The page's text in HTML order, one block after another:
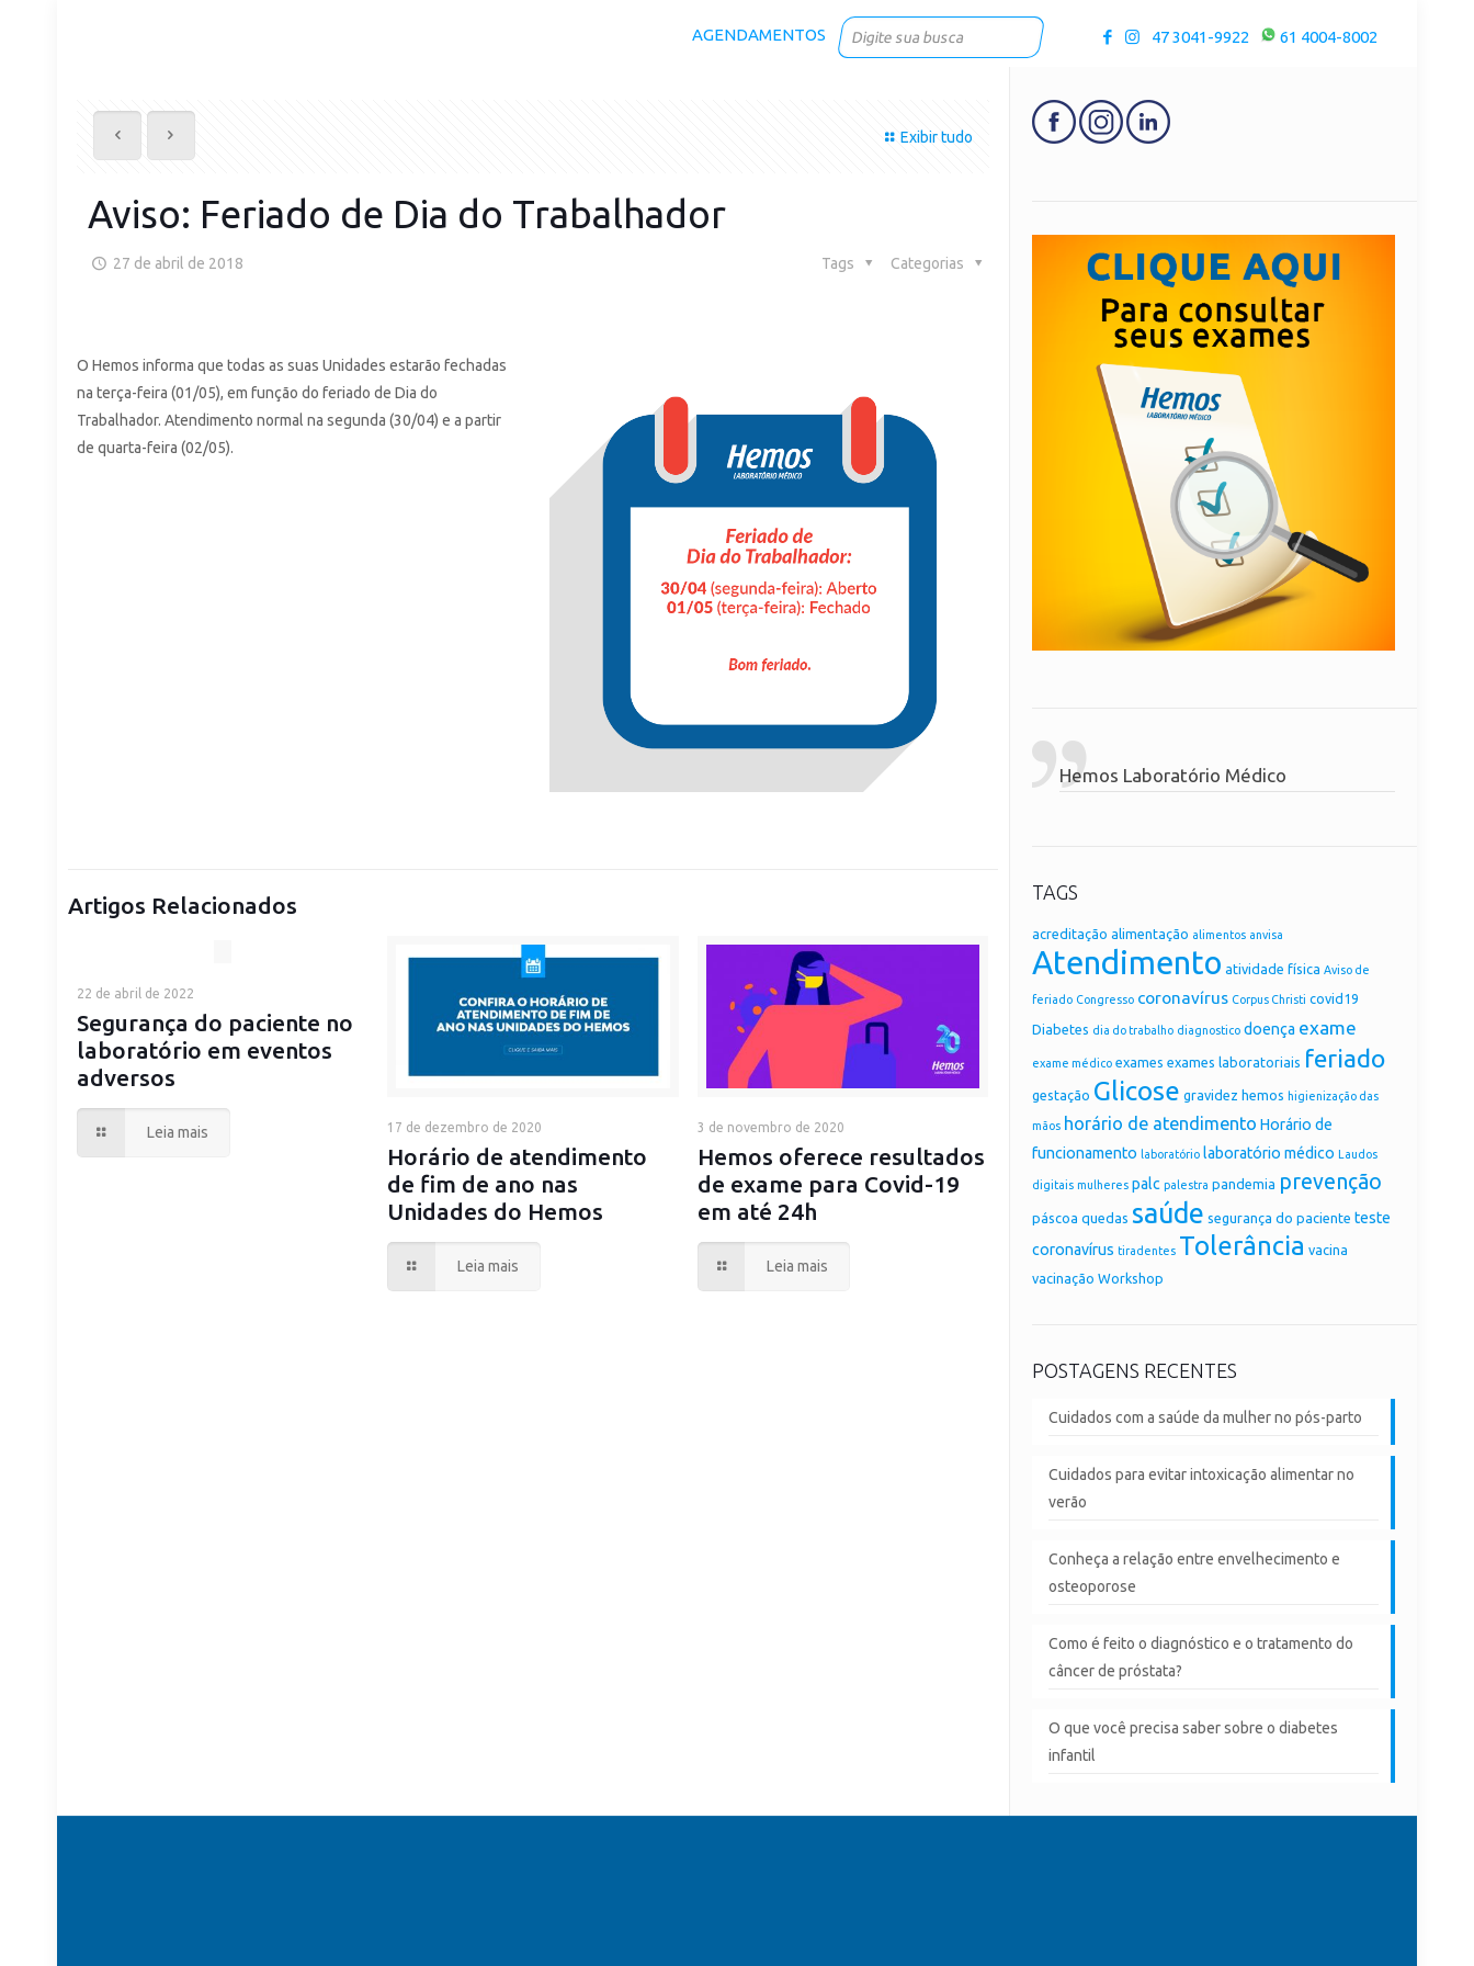
AGENDAMENTOS 47 3041-9922 61 4004-8002
Exibir tudo
Aviso: Feriado de Dia do Trabalhador
27 de abril de 2018 Categorias
Tags
O Hemos informa que todas as suas Unidades estarão fechadas
na terça-feira (01/05), em função do feriado de Dia do
Trabalhador. Atendimento normal na segunda (30/04) e a partir
de quarta-feira (02/05).
Artigos Relacionados
22 de abril de 2022
Segurança do paciente no
laboratório em eventos
adversos
Leia mais 17 de dezembro de 2020
Horário de atendimento
de fim de ano nas
Unidades do Hemos
Leia mais
3 de novembro de 2020
Hemos oferece resultados
de exame para Covid-19
em até 24h
Leia mais
Hemos Laboratório Médico
TAGS
acreditação alimentação alimentos anvisa
Atendimento atividade física Aviso de
feriado Congresso coronavírus Corpus Christi covid19
Diabetes dia do trabalho diagnostico doença exame
exame médico exames exames laboratoriais feriado
gestação Glicose gravidez hemos higienização das
mãos horário de atendimento Horário de
funcionamento laboratório laboratório médico Laudos
digitais mulheres palc palestra pandemia prevenção
páscoa quedas saúde segurança do paciente teste
coronavírus tiradentes Tolerância vacina
vacinação Workshop
POSTAGENS RECENTES
Cuidados com a saúde da mulher no pós-parto
Cuidados para evitar intoxicação alimentar no
verão
Conheça a relação entre envelhecimento e
osteoporose
Como é feito o diagnóstico e o tratamento do
câncer de próstata?
O que você precisa saber sobre o diabetes
infantil